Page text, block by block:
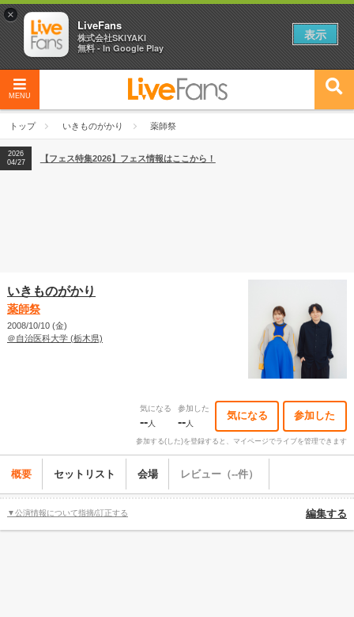
MENU
トップ いきものがかり 薬師祭
2026
04/27
2026
【ライブ動員ランキング】2026年上半期編発表！
2026
04/27
【フェス特集2026】フェス情報はここから！
いきものがかり
薬師祭
2008/10/10 (金)
＠自治医科大学 (栃木県)
気になる
--人
参加した
--人
気になる 参加した
参加する(した)を登録すると、マイページでライブを管理できます
概要 セットリスト 会場 レビュー（--件）
▼公演情報について指摘/訂正する 編集する
×
LiveFans
株式会社SKIYAKI
無料 - In Google Play
表示